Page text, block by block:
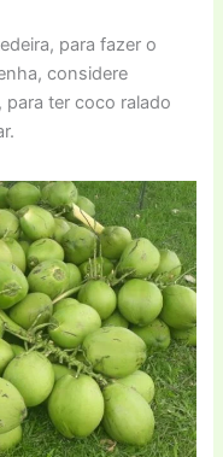
para fazer o
considere
, para ter coco ralado